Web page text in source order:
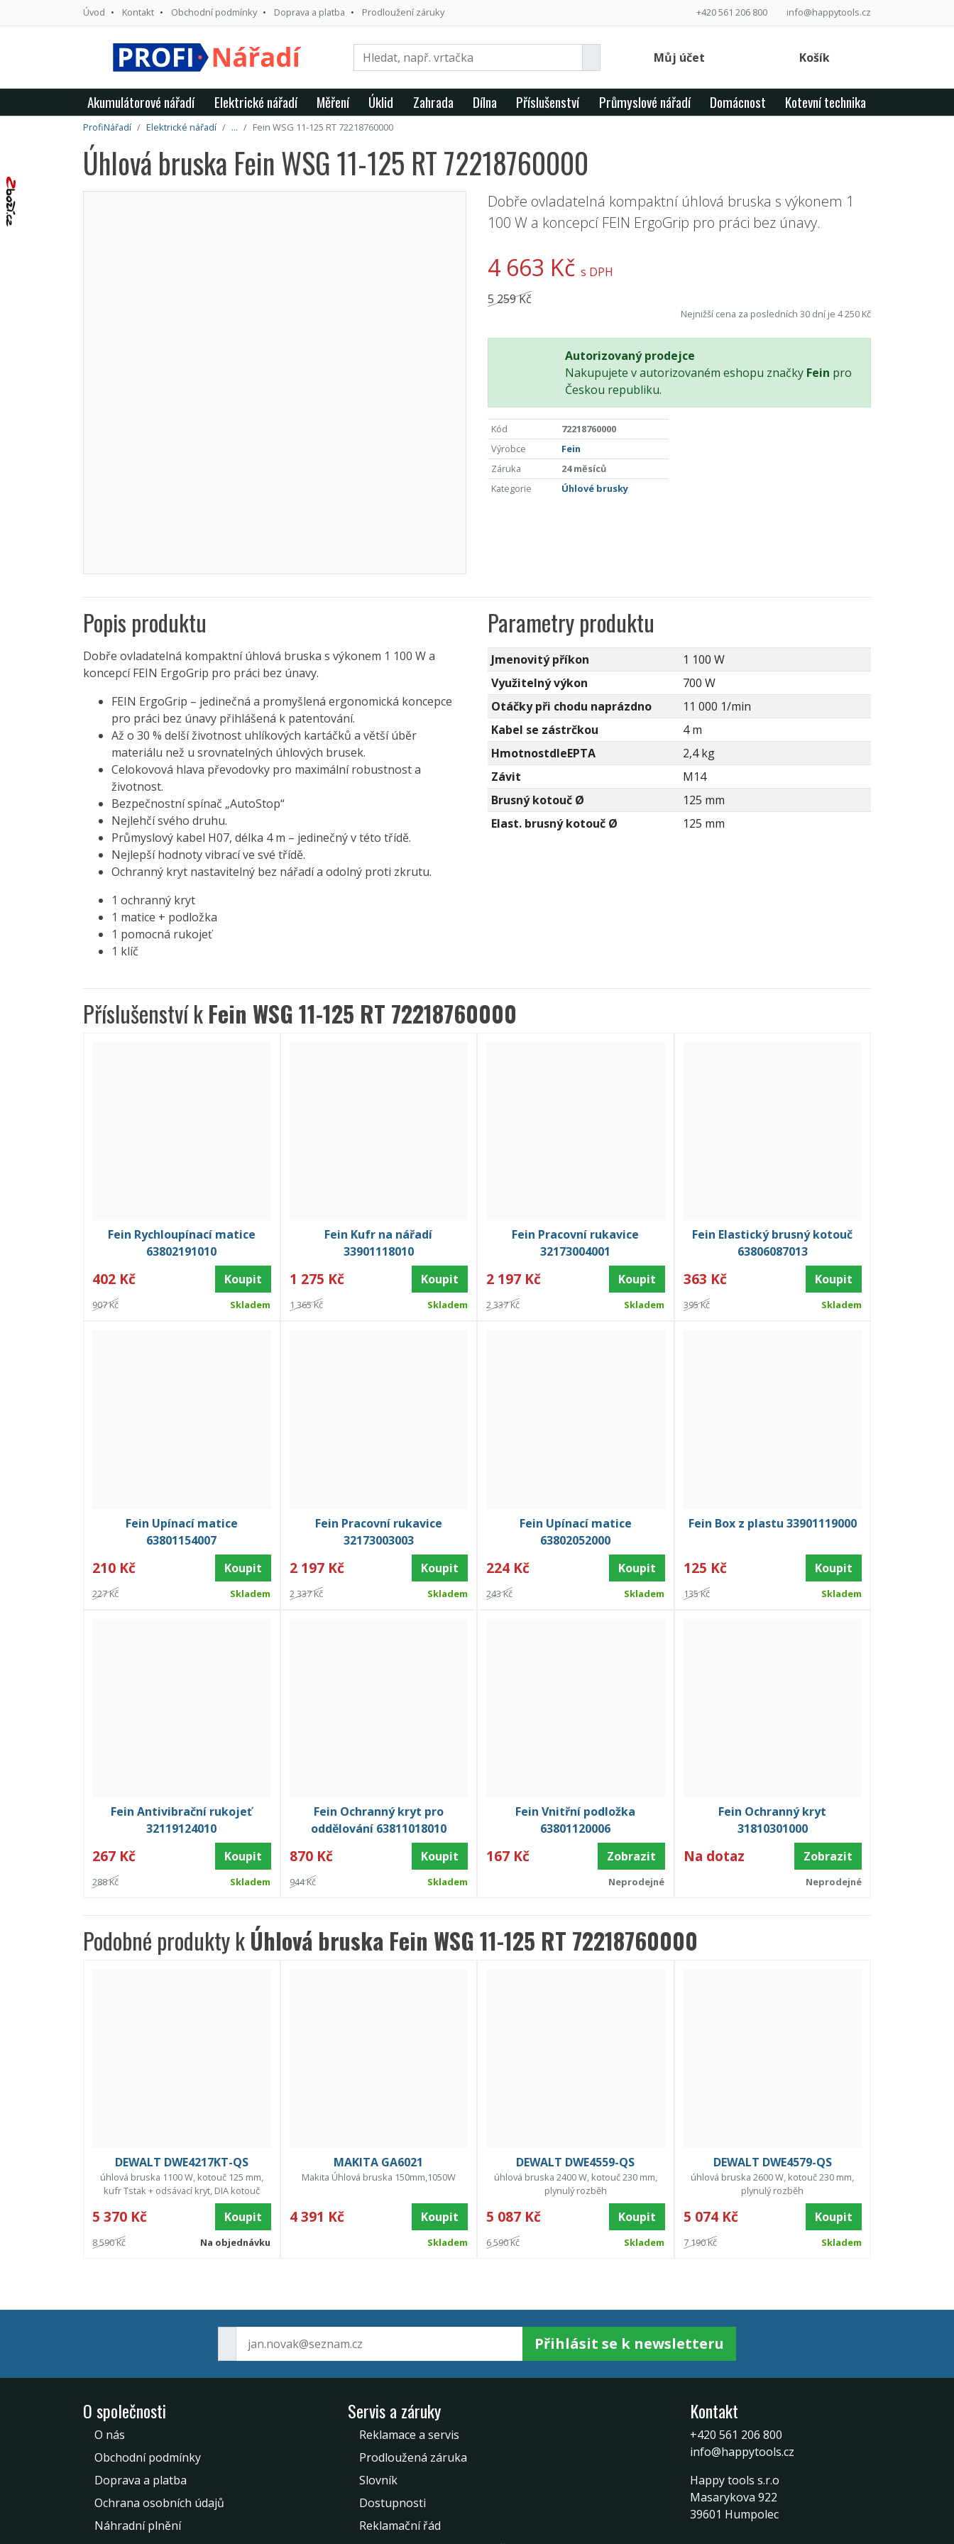
Úvod Kontakt Obchodní podmínky Doprava a platba Prodloužení záruky +420 561 206 800 info@happytools.cz
Můj účet Košík
Akumulátorové nářadí Elektrické nářadí Měření Úklid Zahrada Dílna Příslušenství Průmyslové nářadí Domácnost Kotevní technika
ProfiNářadí Elektrické nářadí ... Fein WSG 11-125 RT 72218760000
Úhlová bruska Fein WSG 11-125 RT 72218760000
Dobře ovladatelná kompaktní úhlová bruska s výkonem 1
100 W a koncepcí FEIN ErgoGrip pro práci bez únavy.
4 663 Kč s DPH
5 259 Kč
Nejnižší cena za posledních 30 dní je 4 250 Kč
Autorizovaný prodejce
Nakupujete v autorizovaném eshopu značky Fein pro
Českou republiku.
Kód
72218760000
Výrobce
Fein
Záruka
24 měsíců
Kategorie
Úhlové brusky
Popis produktu
Dobře ovladatelná kompaktní úhlová bruska s výkonem 1 100 W a
koncepcí FEIN ErgoGrip pro práci bez únavy.
FEIN ErgoGrip – jedinečná a promyšlená ergonomická koncepce
pro práci bez únavy přihlášená k patentování.
Až o 30 % delší životnost uhlíkových kartáčků a větší úběr
materiálu než u srovnatelných úhlových brusek.
Celokovová hlava převodovky pro maximální robustnost a
životnost.
Bezpečnostní spínač „AutoStop“
Nejlehčí svého druhu.
Průmyslový kabel H07, délka 4 m – jedinečný v této třídě.
Nejlepší hodnoty vibrací ve své třídě.
Ochranný kryt nastavitelný bez nářadí a odolný proti zkrutu.
1 ochranný kryt
1 matice + podložka
1 pomocná rukojeť
1 klíč
Parametry produktu
Jmenovitý příkon
1 100 W
Využitelný výkon
700 W
Otáčky při chodu naprázdno
11 000 1/min
Kabel se zástrčkou
4 m
HmotnostdleEPTA
2,4 kg
Závit
M14
Brusný kotouč Ø
125 mm
Elast. brusný kotouč Ø
125 mm
Příslušenství kFein WSG 11-125 RT 72218760000
Fein Rychloupínací matice
63802191010
402 Kč Koupit
907 Kč Skladem
Fein Kufr na nářadí
33901118010
1 275 Kč Koupit
1 365 Kč Skladem
Fein Pracovní rukavice
32173004001
2 197 Kč Koupit
2 337 Kč Skladem
Fein Elastický brusný kotouč
63806087013
363 Kč Koupit
395 Kč Skladem
Fein Upínací matice
63801154007
210 Kč Koupit
227 Kč Skladem
Fein Pracovní rukavice
32173003003
2 197 Kč Koupit
2 337 Kč Skladem
Fein Upínací matice
63802052000
224 Kč Koupit
243 Kč Skladem
Fein Box z plastu 33901119000
125 Kč Koupit
135 Kč Skladem
Fein Antivibrační rukojeť
32119124010
267 Kč Koupit
288 Kč Skladem
Fein Ochranný kryt pro
oddělování 63811018010
870 Kč Koupit
944 Kč Skladem
Fein Vnitřní podložka
63801120006
167 Kč Zobrazit
Neprodejné
Fein Ochranný kryt
31810301000
Na dotaz Zobrazit
Neprodejné
Podobné produkty kÚhlová bruska Fein WSG 11-125 RT 72218760000
DEWALT DWE4217KT-QS
úhlová bruska 1100 W, kotouč 125 mm,
kufr Tstak + odsávací kryt, DIA kotouč
5 370 Kč Koupit
8 590 Kč Na objednávku
MAKITA GA6021
Makita Úhlová bruska 150mm,1050W
4 391 Kč Koupit
Skladem
DEWALT DWE4559-QS
úhlová bruska 2400 W, kotouč 230 mm,
plynulý rozběh
5 087 Kč Koupit
6 590 Kč Skladem
DEWALT DWE4579-QS
úhlová bruska 2600 W, kotouč 230 mm,
plynulý rozběh
5 074 Kč Koupit
7 190 Kč Skladem
Přihlásit se k newsletteru
O společnosti
O nás
Obchodní podmínky
Doprava a platba
Ochrana osobních údajů
Náhradní plnění
Servis a záruky
Reklamace a servis
Prodloužená záruka
Slovník
Dostupnosti
Reklamační řád
Kontakt
+420 561 206 800
info@happytools.cz
Happy tools s.r.o
Masarykova 922
39601 Humpolec